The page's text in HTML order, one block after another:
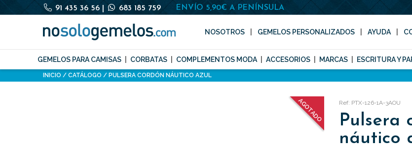
91 435 36 56 683 185 759 ENVÍO 5,90€ A PENÍNSULA
NOSOTROS GEMELOS PERSONALIZADOS AYUDA
GEMELOS PARA CAMISAS CORBATAS COMPLEMENTOS MODA ACCESORIOS MARCAS ESCRITURA Y
INICIO CATÁLOGO PULSERA CORDÓN NÁUTICO AZUL
AGOTADO Ref: PTX-126-1A-3AOU
Pulsera
náutico